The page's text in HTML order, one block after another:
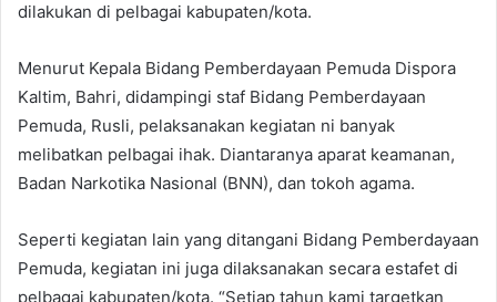
dilakukan di pelbagai kabupaten/kota.
Menurut Kepala Bidang Pemberdayaan Pemuda Dispora
Kaltim, Bahri, didampingi staf Bidang Pemberdayaan
Pemuda, Rusli, pelaksanakan kegiatan ni banyak
melibatkan pelbagai ihak. Diantaranya aparat keamanan,
Badan Narkotika Nasional (BNN), dan tokoh agama.
Seperti kegiatan lain yang ditangani Bidang Pemberdayaan
Pemuda, kegiatan ini juga dilaksanakan secara estafet di
pelbagai kabupaten/kota. “Setiap tahun kami targetkan